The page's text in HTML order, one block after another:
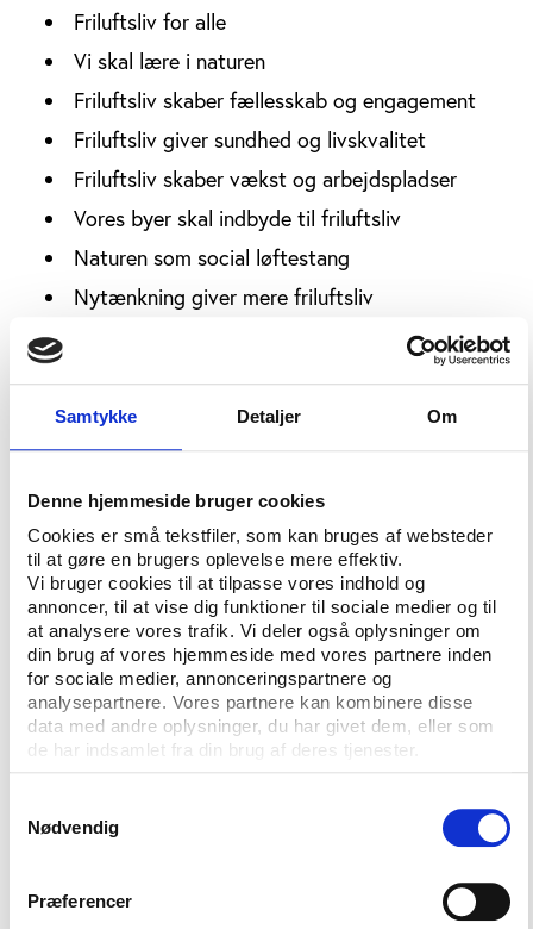
Samtykke Detaljer Om
Denne hjemmeside bruger cookies
Cookies er små tekstfiler, som kan bruges af websteder
til at gøre en brugers oplevelse mere effektiv.
Vi bruger cookies til at tilpasse vores indhold og
annoncer, til at vise dig funktioner til sociale medier og til
at analysere vores trafik. Vi deler også oplysninger om
din brug af vores hjemmeside med vores partnere inden
for sociale medier, annonceringspartnere og
analysepartnere. Vores partnere kan kombinere disse
data med andre oplysninger, du har givet dem, eller som
de har indsamlet fra din brug af deres tjenester.
Nødvendig
Præferencer
Friluftsliv for alle
Vi skal lære i naturen
Friluftsliv skaber fællesskab og engagement
Friluftsliv giver sundhed og livskvalitet
Friluftsliv skaber vækst og arbejdspladser
Vores byer skal indbyde til friluftsliv
Naturen som social løftestang
Nytænkning giver mere friluftsliv
Blandt de mange idéer inden for pejlemærkerne kan
nævnes forslag om bedre formidling af friluftslivets
arenaer og muligheder, herunder øget inddragelse af
digitale medier i kommunikationen, ønsker om i
større grad at bruge naturen som arena for læring
blandt børn og unge, muligheder for at udnytte
friluftslivet til at løfte dansk turisme og at få
udbygget og øget kendskabet til stier og ruter over
hele landet.
Plads til mangfoldighed og forskellig brug
Rammen om danskernes friluftsliv har traditionelt
været forstået som natur og hav, men idékataloget
lægger op til en bred forståelse, der i lige så høj
som mulige afsæt for aktivitet.
idékataloget. Det promoverer også en bred tilgang